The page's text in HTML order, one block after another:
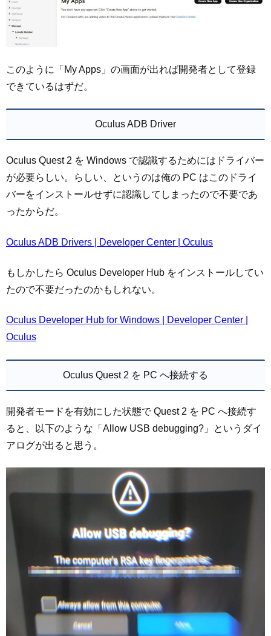
このように「My Apps」の画面が出れば開発者として登録
できているはずだ。
Oculus ADB Driver
Oculus Quest 2 を Windows で認識するためにはドライバー
が必要らしい。らしい、というのは俺の PC はこのドライ
バーをインストールせずに認識してしまったので不要であ
ったからだ。
Oculus ADB Drivers | Developer Center | Oculus
もしかしたら Oculus Developer Hub をインストールしてい
たので不要だったのかもしれない。
Oculus Developer Hub for Windows | Developer Center |
Oculus
Oculus Quest 2 を PC へ接続する
開発者モードを有効にした状態で Quest 2 を PC へ接続す
ると、以下のような「Allow USB debugging?」というダイ
アログが出ると思う。